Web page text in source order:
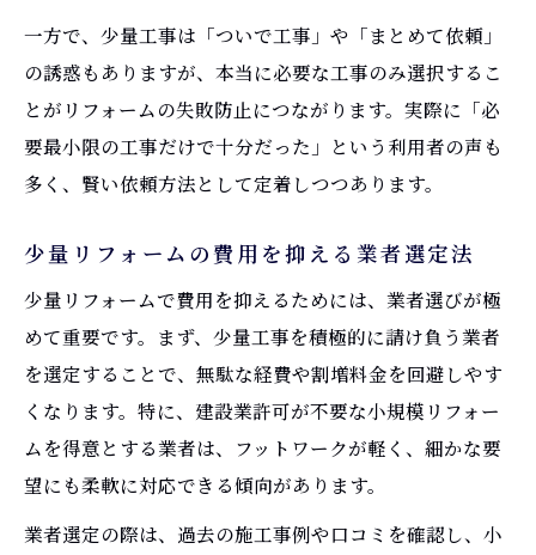
基礎
リフォーム工事で僅少箇所の積算を正確に
行うコツ
小規模リフォームの積算基準と労務費の特
徴
リフォームで補助金を最大限活用する申請
の流れ
少量工事でも受給可能なリフォーム補助金
の条件
リフォーム補助金を上手に使う工事内容の
組み合わせ術
リフォーム補助金の申請期限と必要書類の
準備方法
一方で、少量工事は「ついで工事」や「まとめて依頼」
の誘惑もありますが、本当に必要な工事のみ選択するこ
とがリフォームの失敗防止につながります。実際に「必
要最小限の工事だけで十分だった」という利用者の声も
多く、賢い依頼方法として定着しつつあります。
少量リフォームの費用を抑える業者選定法
少量リフォームで費用を抑えるためには、業者選びが極
めて重要です。まず、少量工事を積極的に請け負う業者
を選定することで、無駄な経費や割増料金を回避しやす
くなります。特に、建設業許可が不要な小規模リフォー
ムを得意とする業者は、フットワークが軽く、細かな要
望にも柔軟に対応できる傾向があります。
業者選定の際は、過去の施工事例や口コミを確認し、小